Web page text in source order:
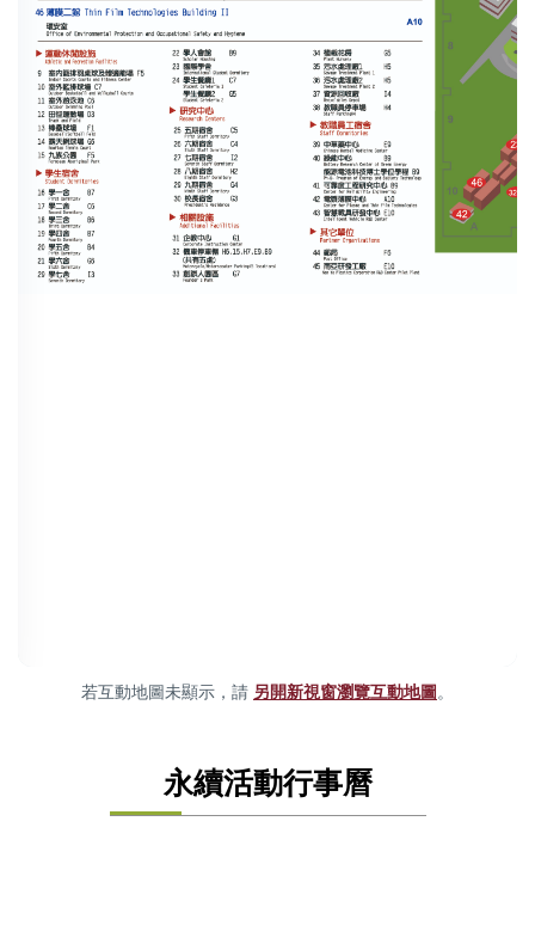
若互動地圖未顯示，請 另開新視窗瀏覽互動地圖 。
永續活動行事曆